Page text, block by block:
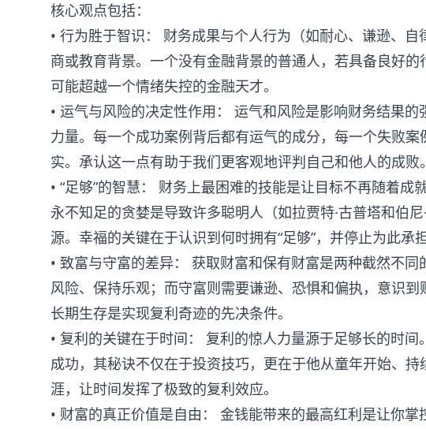
核心观点包括：
• 行为胜于智识： 财务成果与个人行为（如耐心、谦逊、自
商或教育背景。一个没有金融背景的普通人，若具备良好
可能超越一个情绪失控的金融天才。
• 运气与风险的决定性作用： 运气和风险是影响财务结果的
力量。每一个成功案例背后都有运气的成分，每一个失败案
实。承认这一点有助于我们更客观地评判自己和他人的成败。
• “足够”的智慧： 财务上最困难的技能是让目标不再随着成
永不知足的贪婪是导致许多聪明人（如拉贾特·古普塔和伯
源。幸福的关键在于认识到何时拥有“足够”，并停止为此承
• 致富与守富的差异： 获取财富和保有财富是两种截然不同
风险、保持乐观；而守富则需要谦逊、恐惧和偏执，意识到
长期生存是实现复利奇迹的先决条件。
• 复利的关键在于时间： 复利的惊人力量源于足够长的时间
成功，其秘诀不仅在于投资技巧，更在于他从童年开始、持
涯，让时间发挥了极致的复利效应。
• 财富的真正价值是自由： 金钱能带来的最高红利是让你